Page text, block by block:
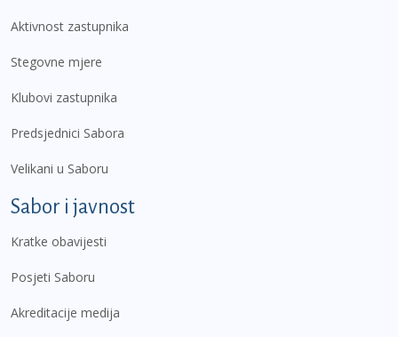
Aktivnost zastupnika
Stegovne mjere
Klubovi zastupnika
Predsjednici Sabora
Velikani u Saboru
Sabor i javnost
Kratke obavijesti
Posjeti Saboru
Akreditacije medija